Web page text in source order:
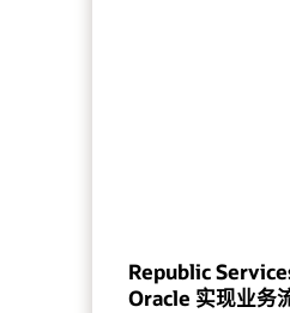
Republic
Oracle 实现业务